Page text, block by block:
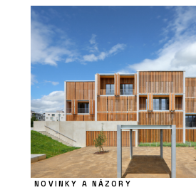
NOVINKY A NÁZORY